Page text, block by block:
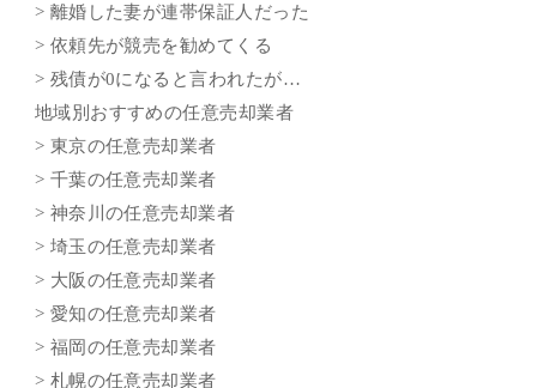
> 離婚した妻が連帯保証人だった
> 依頼先が競売を勧めてくる
> 残債が0になると言われたが…
地域別おすすめの任意売却業者
> 東京の任意売却業者
> 千葉の任意売却業者
> 神奈川の任意売却業者
> 埼玉の任意売却業者
> 大阪の任意売却業者
> 愛知の任意売却業者
> 福岡の任意売却業者
> 札幌の任意売却業者